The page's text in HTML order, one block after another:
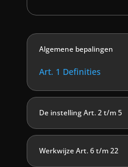
Algemene bepalingen
Art. 1 Definities
De instelling Art. 2 t/m 5
Werkwijze Art. 6 t/m 22